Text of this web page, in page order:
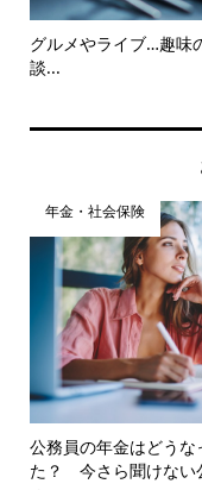
グルメやライブ…趣味
談...
年金・社会保険
公務員の年金はどうな
た？ 今さら聞けない